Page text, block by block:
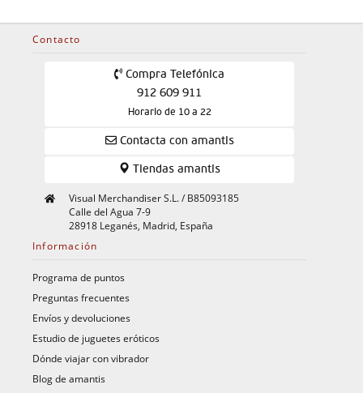
Contacto
Compra Telefónica
912 609 911
Horario de 10 a 22
Contacta con amantis
Tiendas amantis
Visual Merchandiser S.L. / B85093185
Calle del Agua 7-9
28918 Leganés, Madrid, España
Información
Programa de puntos
Preguntas frecuentes
Envíos y devoluciones
Estudio de juguetes eróticos
Dónde viajar con vibrador
Blog de amantis